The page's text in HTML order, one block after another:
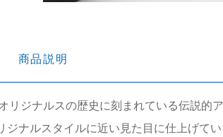
商品説明
ジナルスの歴史に刻まれている伝説的
ナルスタイルに近い見た目に仕上げて